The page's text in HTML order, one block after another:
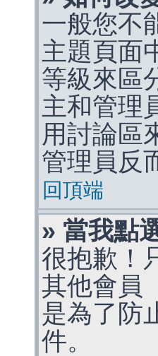
一般您不
主題頁面
等級來區
主和管理
用討論區
管理員反
回頂端
» 當我點
很抱歉！
其他會員
是為了防
件。